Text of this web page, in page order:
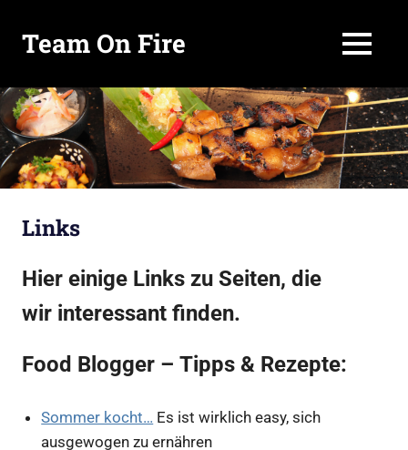
Zum
Inhalt
springen
Team On Fire
SINCE
2015
MENÜ
Links
Hier einige Links zu Seiten, die
wir interessant finden.
Food Blogger – Tipps & Rezepte:
Sommer kocht… Es ist wirklich easy, sich
ausgewogen zu ernähren